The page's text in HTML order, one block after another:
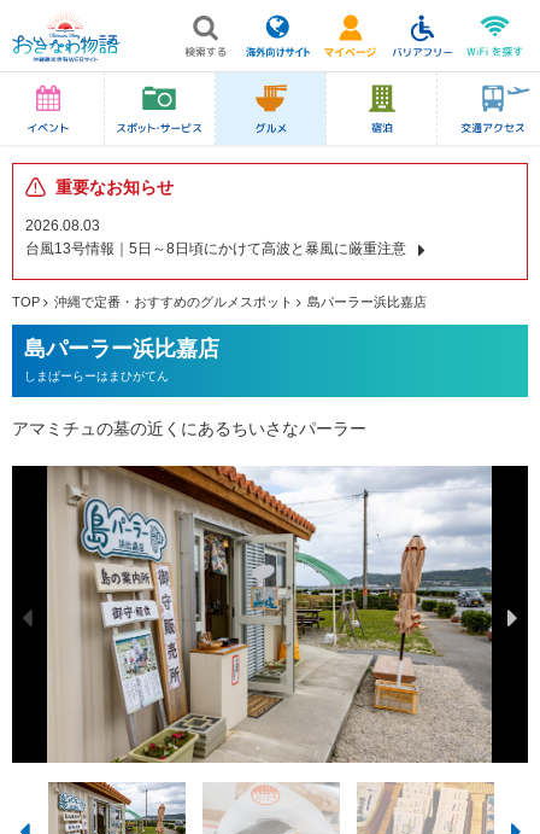
重要なお知らせ
2026.08.03
台風13号情報｜5日～8日頃にかけて高波と暴風に厳重注意
TOP 沖縄で定番・おすすめのグルメスポット 島パーラー浜比嘉店
島パーラー浜比嘉店
しまぱーらーはまひがてん
アマミチュの墓の近くにあるちいさなパーラー